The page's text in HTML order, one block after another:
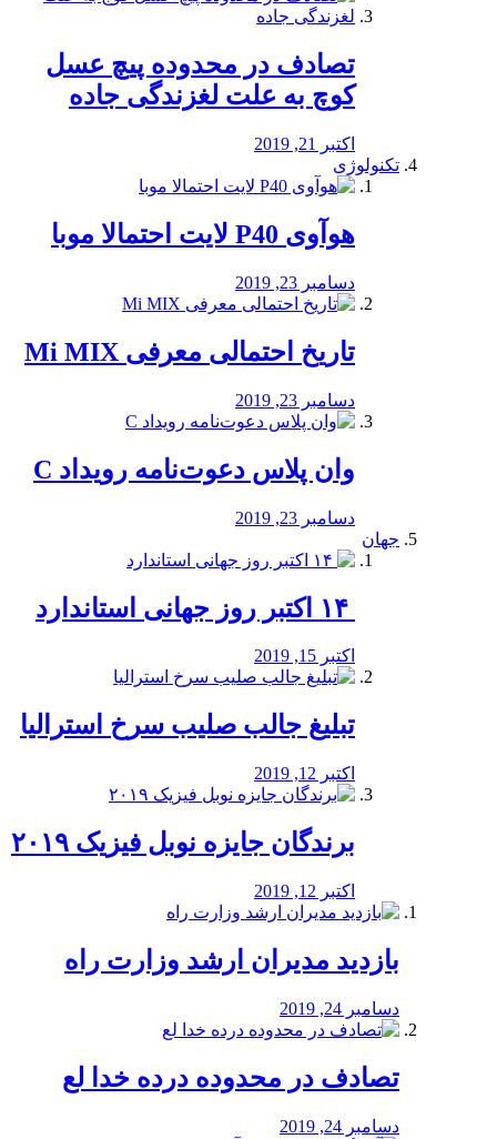
تصادف در محدوده پیچ عسل
کوچ به علت لغزندگی جاده
اکتبر 21, 2019
تکنولوژی
هوآوی P40 لایت احتمالا موبا
دسامبر 23, 2019
تاریخ احتمالی معرفی Mi MIX
دسامبر 23, 2019
وان پلاس دعوت‌نامه رویداد C
دسامبر 23, 2019
جهان
اکتبر 15, 2019
تبلیغ جالب صلیب سرخ استرالیا
اکتبر 12, 2019
برندگان جایزه نوبل فیزیک ۲۰۱۹
اکتبر 12, 2019
بازدید مدیران ارشد وزارت راه
دسامبر 24, 2019
تصادف در محدوده درده خدا لع
دسامبر 24, 2019